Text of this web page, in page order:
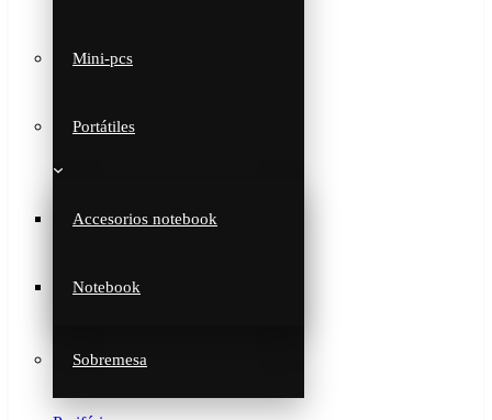
Mini-pcs
Portátiles
Accesorios notebook
Notebook
Sobremesa